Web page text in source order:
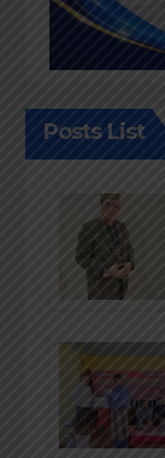
Posts List